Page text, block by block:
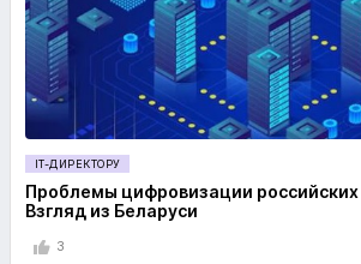
IT-ДИРЕКТОРУ
Проблемы цифровизации
Взгляд из Беларуси
3